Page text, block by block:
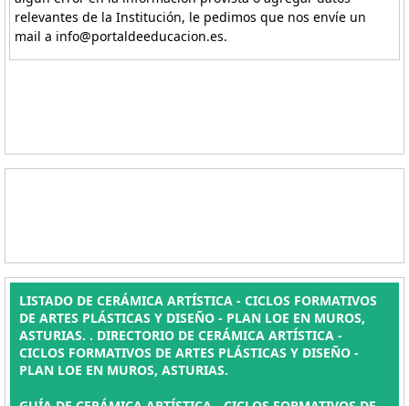
relevantes de la Institución, le pedimos que nos envíe un
mail a info@portaldeeducacion.es.
LISTADO DE CERÁMICA ARTÍSTICA - CICLOS FORMATIVOS
DE ARTES PLÁSTICAS Y DISEÑO - PLAN LOE EN MUROS,
ASTURIAS. . DIRECTORIO DE CERÁMICA ARTÍSTICA -
CICLOS FORMATIVOS DE ARTES PLÁSTICAS Y DISEÑO -
PLAN LOE EN MUROS, ASTURIAS.